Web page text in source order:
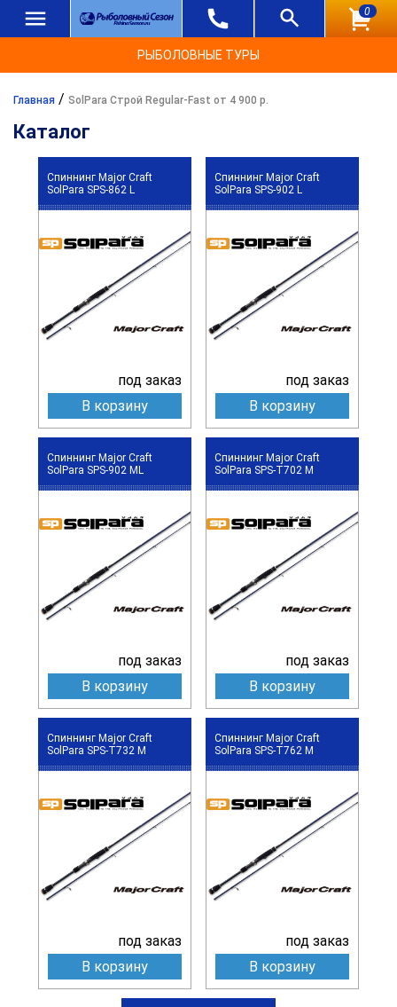
0
РЫБОЛОВНЫЕ ТУРЫ
Главная / SolPara Строй Regular-Fast от 4 900 р.
Каталог
Спиннинг Major Craft
SolPara SPS-862 L
под заказ
В корзину
Спиннинг Major Craft
SolPara SPS-902 L
под заказ
В корзину
Спиннинг Major Craft
SolPara SPS-902 ML
под заказ
В корзину
Спиннинг Major Craft
SolPara SPS-T702 M
под заказ
В корзину
Спиннинг Major Craft
SolPara SPS-T732 M
под заказ
В корзину
Спиннинг Major Craft
SolPara SPS-T762 M
под заказ
В корзину